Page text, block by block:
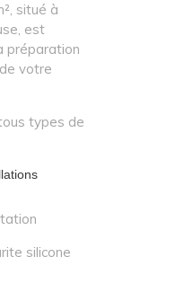
situé à
est
préparation
votre
types de
silicone